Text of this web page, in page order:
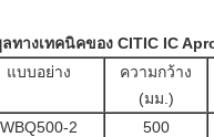
ทางเทคนิคของ CITIC IC
แบบอย่าง
ความกว้าง
(มม.)
WBQ500-2 500